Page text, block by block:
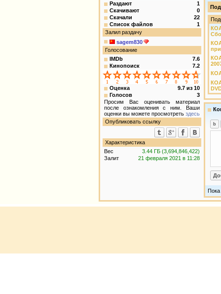
Раздают
1
Скачивают
0
Скачали
22
Список файлов
1
Залил раздачу
sagem830
Голосование
IMDb
7.6
Кинопоиск
7.2
Оценка 9.7 из 10
Голосов
3
Просим Вас оценивать материал
после ознакомления с ним. Ваши
оценки вы можете просмотреть здесь
Опубликовать ссылку
Характеристика
Вес
3.44 ГБ (3,694,846,422)
Залит
21 февраля 2021 в 11:28
Пока